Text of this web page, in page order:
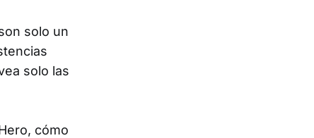
solo un
solo las
cómo